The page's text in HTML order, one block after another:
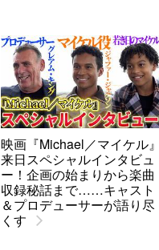
映画『Michael／マイケル』
来日スペシャルインタビュ
ー！企画の始まりから楽曲
収録秘話まで……キャスト
＆プロデューサーが語り尽
くす